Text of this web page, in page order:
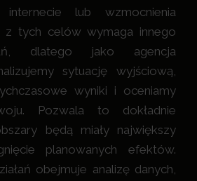
lub wzmocnienia
z tych celów wymaga innego
dlatego jako agencja
sytuację wyjściową,
wyniki i oceniamy
Pozwala to dokładnie
będą miały największy
planowanych efektów.
obejmuje analizę danych,